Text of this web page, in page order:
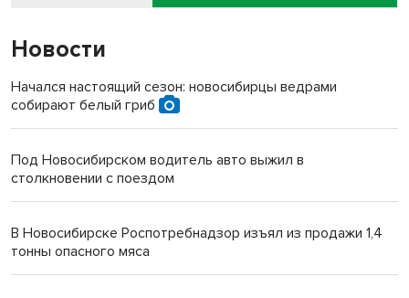
Новости
Начался настоящий сезон: новосибирцы ведрами
собирают белый гриб
Под Новосибирском водитель авто выжил в
столкновении с поездом
В Новосибирске Роспотребнадзор изъял из продажи 1,4
тонны опасного мяса